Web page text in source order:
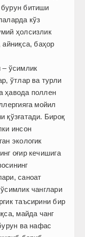
битиши
кўз
ҳолсизлик
баҳор
– ўсимлик
ўтлар ва турли
ҳавода поллен
мойил
қўзғатади. Бироқ
инсон
экологик
оғир кечишига
саноат
чанглари
таъсирини бир
майда чанг
ва нафас